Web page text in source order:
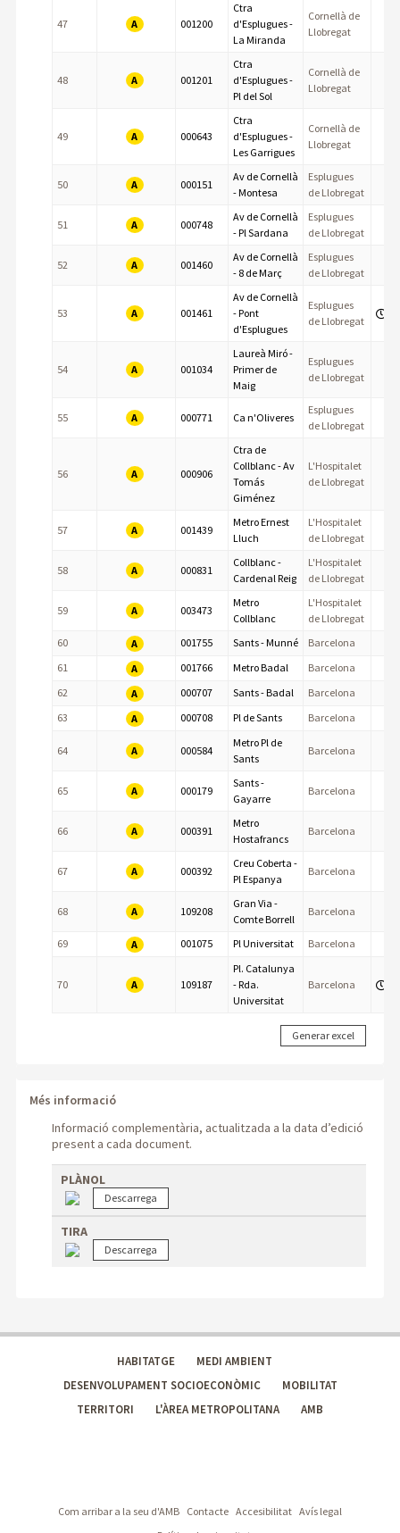
47 A 001200
Ctra
d'Esplugues -
La Miranda
Cornellà de
Llobregat
48 A 001201
Ctra
d'Esplugues -
Pl del Sol
Cornellà de
Llobregat
49 A 000643
Ctra
d'Esplugues -
Les Garrigues
Cornellà de
Llobregat
50 A 000151
Av de Cornellà
- Montesa
Esplugues
de Llobregat
51 A 000748
Av de Cornellà
- Pl Sardana
Esplugues
de Llobregat
52 A 001460
Av de Cornellà
- 8 de Març
Esplugues
de Llobregat
53 A 001461
Av de Cornellà
- Pont
d'Esplugues
Esplugues
de Llobregat
54 A 001034
Laureà Miró -
Primer de
Maig
Esplugues
de Llobregat
55 A 000771 Ca n'Oliveres
Esplugues
de Llobregat
56 A 000906
Ctra de
Collblanc - Av
Tomás
Giménez
L'Hospitalet
de Llobregat
57 A 001439
Metro Ernest
Lluch
L'Hospitalet
de Llobregat
58 A 000831
Collblanc -
Cardenal Reig
L'Hospitalet
de Llobregat
59 A 003473
Metro
Collblanc
L'Hospitalet
de Llobregat
60
A 001755 Sants - Munné
Barcelona
61
A 001766 Metro Badal
Barcelona
62
A 000707 Sants - Badal
Barcelona
63
A 000708 Pl de Sants Barcelona
64 A 000584
Metro Pl de
Sants
Barcelona
65 A 000179
Sants -
Gayarre
Barcelona
66 A 000391
Metro
Hostafrancs
Barcelona
67 A 000392
Creu Coberta -
Pl Espanya
Barcelona
68 A 109208
Gran Via -
Comte Borrell
Barcelona
69 A 001075 Pl Universitat Barcelona
70 A 109187
Pl. Catalunya
- Rda.
Universitat
Barcelona
Més informació
Informació complementària, actualitzada a la data d’edició
present a cada document.
PLÀNOL
TIRA
HABITATGE
MEDI AMBIENT
DESENVOLUPAMENT SOCIOECONÒMIC
MOBILITAT
TERRITORI
L'ÀREA METROPOLITANA AMB
Com arribar a la seu d'AMB Contacte Accesibilitat Avís legal